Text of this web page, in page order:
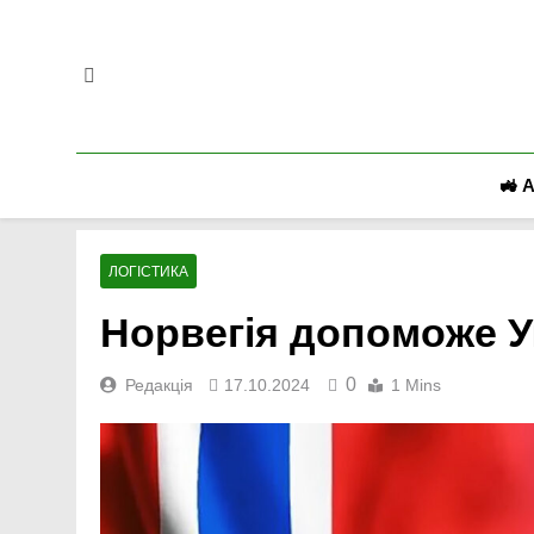
🚜
ЛОГІСТИКА
Норвегія допоможе
Редакція 17.10.2024 0 1 Mins